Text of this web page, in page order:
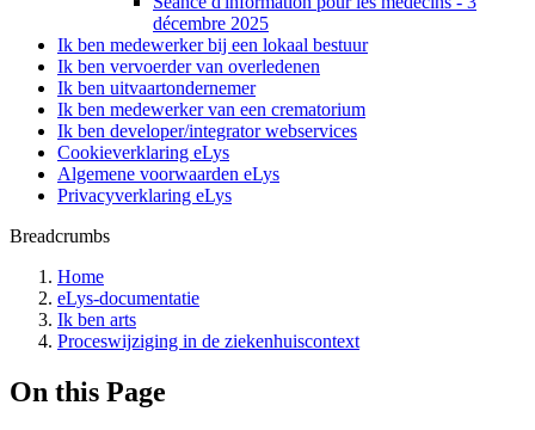
décembre 2025
Ik ben medewerker bij een lokaal bestuur
Ik ben vervoerder van overledenen
Ik ben uitvaartondernemer
Ik ben medewerker van een crematorium
Ik ben developer/integrator webservices
Cookieverklaring eLys
Algemene voorwaarden eLys
Privacyverklaring eLys
Breadcrumbs
Home
eLys-documentatie
Ik ben arts
Proceswijziging in de ziekenhuiscontext
On this Page